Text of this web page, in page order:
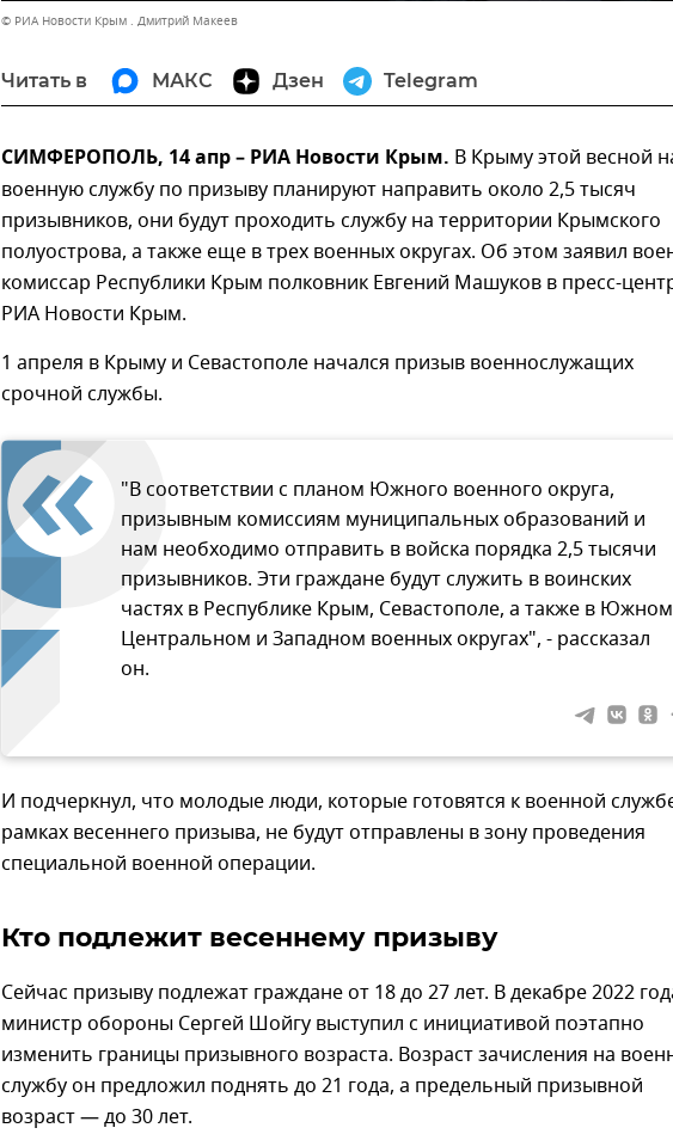
© РИА Новости Крым . Дмитрий Макеев
Читать в МАКС Дзен Telegram
СИМФЕРОПОЛЬ, 14 апр – РИА Новости Крым. В Крыму этой весной
военную службу по призыву планируют направить около 2,5 тысяч
призывников, они будут проходить службу на территории Крымского
полуострова, а также еще в трех военных округах. Об этом заявил
комиссар Республики Крым полковник Евгений Машуков в пресс-
РИА Новости Крым.
1 апреля в Крыму и Севастополе начался призыв военнослужащих
срочной службы.
"В соответствии с планом Южного военного округа,
призывным комиссиям муниципальных образований и
нам необходимо отправить в войска порядка 2,5 тысячи
призывников. Эти граждане будут служить в воинских
частях в Республике Крым, Севастополе, а также в
Центральном и Западном военных округах", - рассказал
он.
И подчеркнул, что молодые люди, которые готовятся к военной
рамках весеннего призыва, не будут отправлены в зону проведения
специальной военной операции.
Кто подлежит весеннему призыву
Сейчас призыву подлежат граждане от 18 до 27 лет. В декабре 2022
министр обороны Сергей Шойгу выступил с инициативой поэтапно
изменить границы призывного возраста. Возраст зачисления на
службу он предложил поднять до 21 года, а предельный призывной
возраст — до 30 лет.